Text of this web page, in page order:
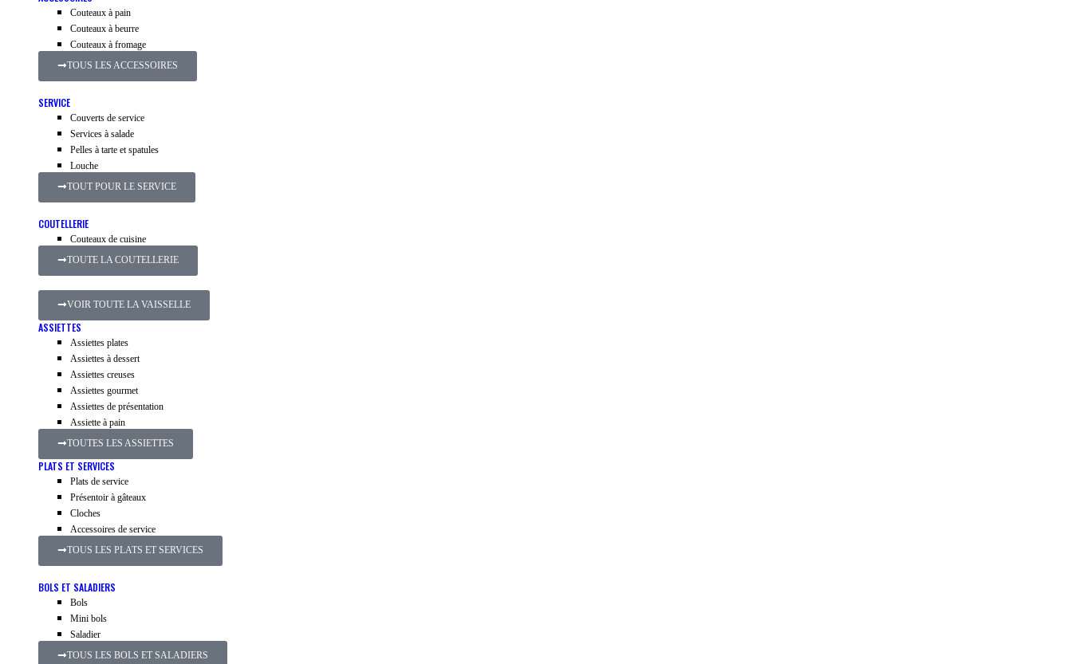
Couteaux à pain
Couteaux à beurre
Couteaux à fromage
TOUS LES ACCESSOIRES
SERVICE
Couverts de service
Services à salade
Pelles à tarte et spatules
Louche
TOUT POUR LE SERVICE
COUTELLERIE
Couteaux de cuisine
TOUTE LA COUTELLERIE
VOIR TOUTE LA VAISSELLE
ASSIETTES
Assiettes plates
Assiettes à dessert
Assiettes creuses
Assiettes gourmet
Assiettes de présentation
Assiette à pain
TOUTES LES ASSIETTES
PLATS ET SERVICES
Plats de service
Présentoir à gâteaux
Cloches
Accessoires de service
TOUS LES PLATS ET SERVICES
BOLS ET SALADIERS
Bols
Mini bols
Saladier
TOUS LES BOLS ET SALADIERS